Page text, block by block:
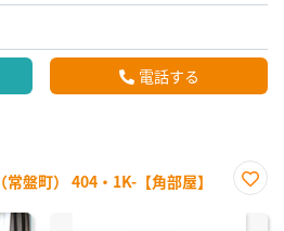
電話する
盤町） 404・1K-【角部屋】
に入